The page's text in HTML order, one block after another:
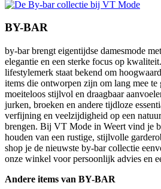
BY-BAR
by-bar brengt eigentijdse damesmode
elegantie en een sterke focus op
lifestylemerk staat bekend om
items die ontworpen zijn om lang mee te
moeiteloos stijlvol en draagbaar
jurken, broeken en andere tijdloze
verfijning en veelzijdigheid op een
brengen. Bij VT Mode in Weert vind je
houden van een rustige, stijlvolle
shop je de nieuwste by-bar collectie
onze winkel voor persoonlijk advies en
Andere items van BY-BAR